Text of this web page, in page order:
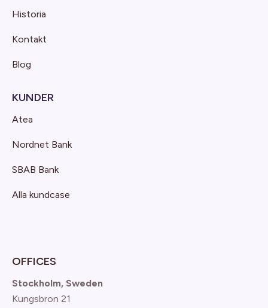
Historia
Kontakt
Blog
KUNDER
Atea
Nordnet Bank
SBAB Bank
Alla kundcase
OFFICES
Stockholm, Sweden
Kungsbron 21